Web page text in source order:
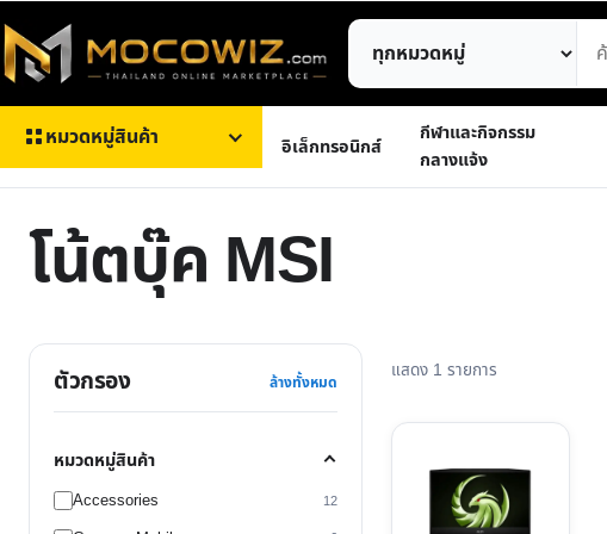
ไป
ยัง
เนื้อหา
ค้นหา
สินค้า
หมวดหมู่สินค้า อิเล็กทรอนิกส์
กีฬาและกิจกรรม
กลางแจ้ง
โน้ตบุ๊ค MSI
ตัวกรอง ล้างทั้งหมด
หมวดหมู่สินค้า
Accessories 12
แสดง 1 รายการ